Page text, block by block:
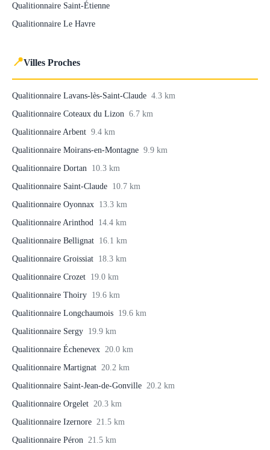
Qualitionnaire Saint-Étienne
Qualitionnaire Le Havre
📍Villes Proches
Qualitionnaire Lavans-lès-Saint-Claude 4.3 km
Qualitionnaire Coteaux du Lizon 6.7 km
Qualitionnaire Arbent 9.4 km
Qualitionnaire Moirans-en-Montagne 9.9 km
Qualitionnaire Dortan 10.3 km
Qualitionnaire Saint-Claude 10.7 km
Qualitionnaire Oyonnax 13.3 km
Qualitionnaire Arinthod 14.4 km
Qualitionnaire Bellignat 16.1 km
Qualitionnaire Groissiat 18.3 km
Qualitionnaire Crozet 19.0 km
Qualitionnaire Thoiry 19.6 km
Qualitionnaire Longchaumois 19.6 km
Qualitionnaire Sergy 19.9 km
Qualitionnaire Échenevex 20.0 km
Qualitionnaire Martignat 20.2 km
Qualitionnaire Saint-Jean-de-Gonville 20.2 km
Qualitionnaire Orgelet 20.3 km
Qualitionnaire Izernore 21.5 km
Qualitionnaire Péron 21.5 km